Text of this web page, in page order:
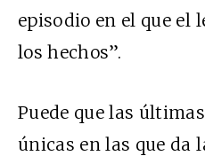
episodio en el que el
los hechos”.
Puede que las
únicas en las que da